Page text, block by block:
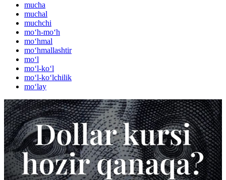
mucha
muchal
muchchi
mo‘h-mo‘h
mo‘hmal
mo‘hmallashtir
mo‘l
mo‘l-ko‘l
mo‘l-ko‘lchilik
mo‘lay